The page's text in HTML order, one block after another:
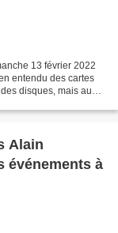
13 février 2022
entendu des cartes
disques, mais aussi
Alain
événements à